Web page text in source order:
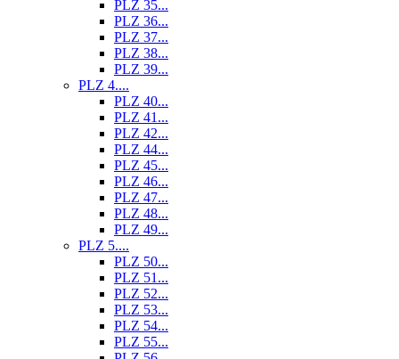
PLZ 35...
PLZ 36...
PLZ 37...
PLZ 38...
PLZ 39...
PLZ 4....
PLZ 40...
PLZ 41...
PLZ 42...
PLZ 44...
PLZ 45...
PLZ 46...
PLZ 47...
PLZ 48...
PLZ 49...
PLZ 5....
PLZ 50...
PLZ 51...
PLZ 52...
PLZ 53...
PLZ 54...
PLZ 55...